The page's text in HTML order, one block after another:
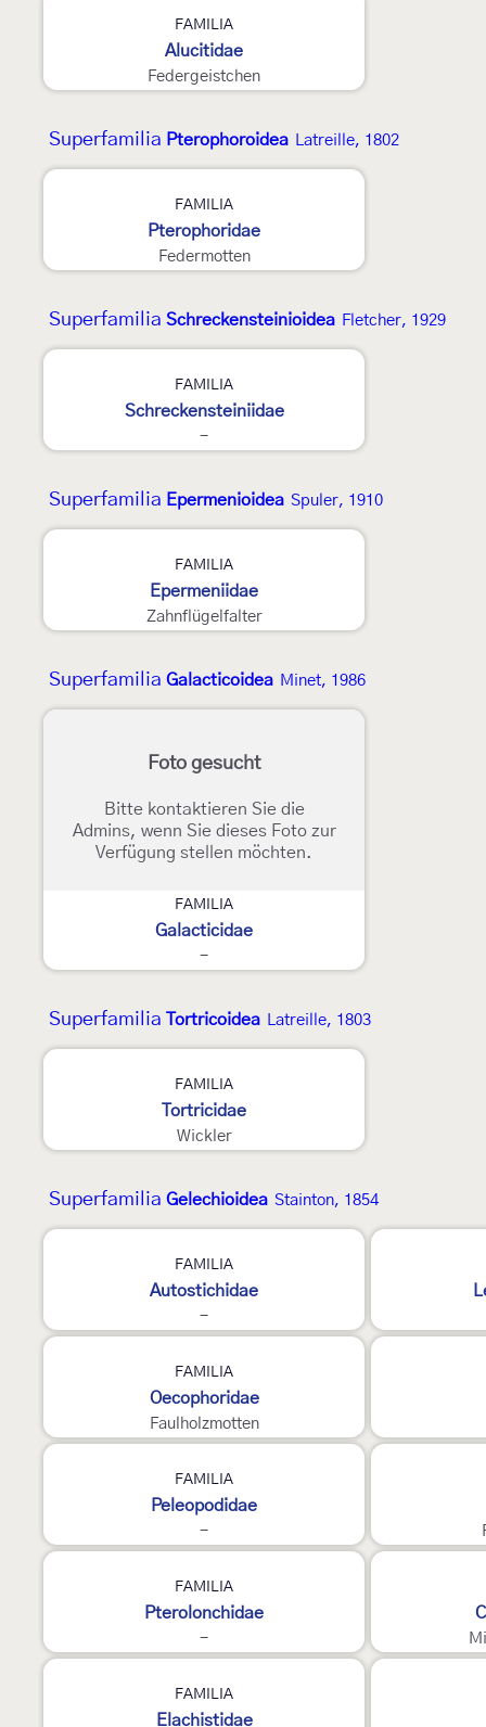
FAMILIA
Alucitidae
Federgeistchen
Superfamilia Pterophoroidea Latreille, 1802
FAMILIA
Pterophoridae
Federmotten
Superfamilia Schreckensteinioidea Fletcher, 1929
FAMILIA
Schreckensteiniidae
-
Superfamilia Epermenioidea Spuler, 1910
FAMILIA
Epermeniidae
Zahnflügelfalter
Superfamilia Galacticoidea Minet, 1986
Foto gesucht
Bitte kontaktieren Sie die
Admins, wenn Sie dieses Foto zur
Verfügung stellen möchten.
FAMILIA
Galacticidae
-
Superfamilia Tortricoidea Latreille, 1803
FAMILIA
Tortricidae
Wickler
Superfamilia Gelechioidea Stainton, 1854
FAMILIA
Autostichidae
-
FAMILIA
Oecophoridae
Faulholzmotten
FAMILIA
Peleopodidae
-
FAMILIA
Pterolonchidae
-
FAMILIA
Elachistidae